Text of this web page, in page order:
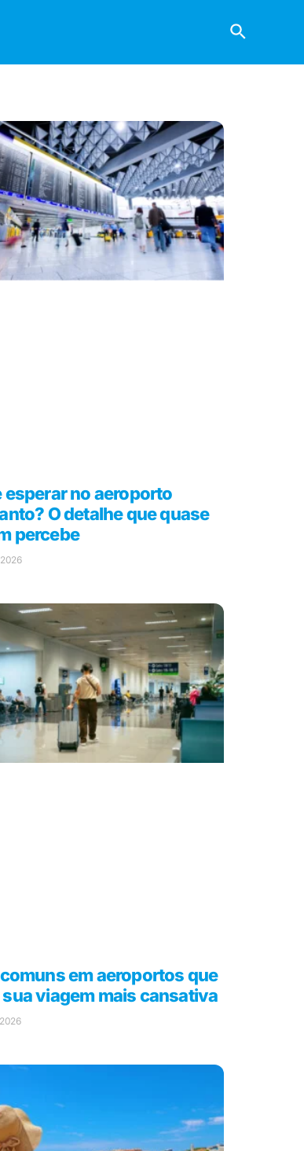
esperar no aeroporto
O detalhe que quase
percebe
em aeroportos que
viagem mais cansativa